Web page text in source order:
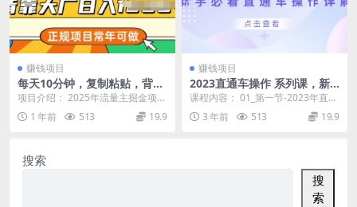
赚钱项目
每天10分钟，复制粘贴，背靠
大厂日入多张，正规项目，常
年可做
项目介绍： 2025年流量主掘金项
目，往后很长一段时间内比较稳定
的项目，官方结算...
1 年前 513 19.9
赚钱项目
2023直通车操作 系列课，新
手必看直通车操作详解
课程内容： 01_第一节-2023年直通
车选词技巧_ .mp4 02_第二节-新...
3 年前 513 19.9
搜索
搜
索